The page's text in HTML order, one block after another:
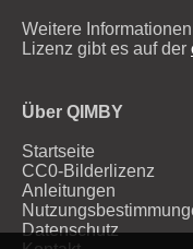
Weitere
Lizenz gibt es auf der
Über QIMBY
Startseite
CC0-Bilderlizenz
Anleitungen
Datenschutz